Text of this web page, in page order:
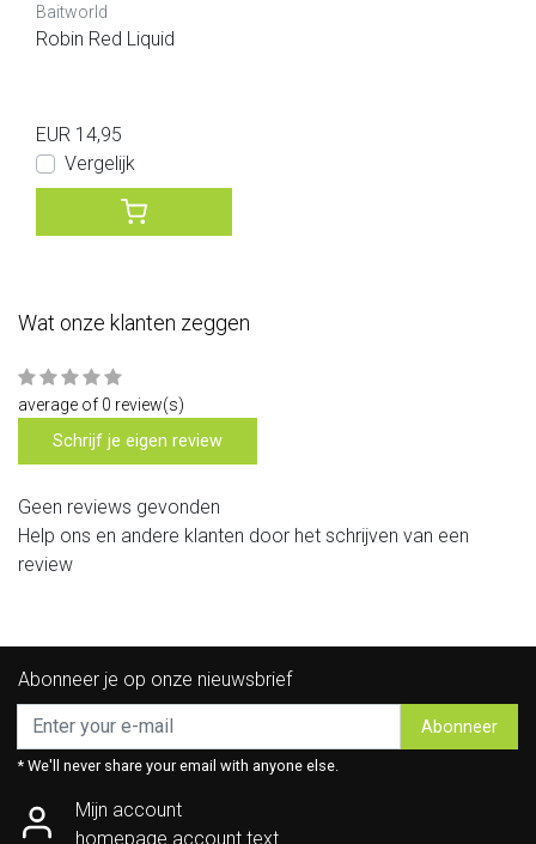
Baitworld
Robin Red Liquid
EUR 14,95
Vergelijk
Wat onze klanten zeggen
average of 0 review(s)
Schrijf je eigen review
Geen reviews gevonden
Help ons en andere klanten door het schrijven van een
review
Abonneer je op onze nieuwsbrief
Abonneer
* We'll never share your email with anyone else.
Mijn account
homepage.account.text